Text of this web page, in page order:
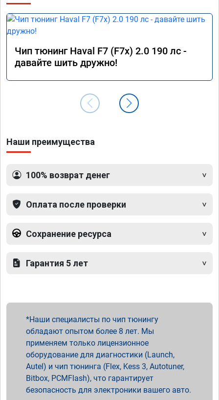
Чип тюнинг Haval F7 (F7x) 2.0 190 лс -
давайте шить дружно!
Наши преимущества
100% возврат денег
Оплата после проверки
Сохранение ресурса
Гарантия 5 лет
Наши специалисты по чип тюнингу
обладают опытом более 8 лет. Мы
применяем только лицензионное
оборудование для диагностики (Launch,
Autel) и чип тюнинга (Flex, Kess 3, Autotuner,
Bitbox, PCMFlash), что гарантирует
безопасность для электроники вашего авто.